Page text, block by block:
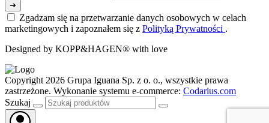
➔
Zgadzam się na przetwarzanie danych osobowych w celach
marketingowych i zapoznałem się z Polityką Prywatności .
Designed by KOPP&HAGEN® with love
Copyright 2026 Grupa Iguana Sp. z o. o., wszystkie prawa
zastrzeżone. Wykonanie systemu e-commerce: Codarius.com
Szukaj